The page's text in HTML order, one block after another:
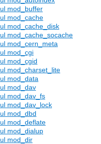
mod_buffer
mod_cache
mod_cache_disk
mod_cache_socache
mod_cern_meta
mod_cgi
mod_cgid
mod_charset_lite
mod_data
mod_dav
mod_dav_fs
mod_dav_lock
mod_dbd
mod_deflate
mod_dialup
mod_dir